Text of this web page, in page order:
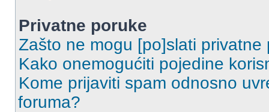
Privatne poruke
Zašto ne mogu [po]slati privatne
Kako onemogućiti pojedine
Kome prijaviti spam odnosno
foruma?